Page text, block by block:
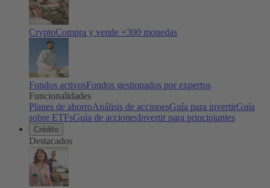
CryptoCompra y vende +300 monedas
Fondos activosFondos gestionados por expertos
Funcionalidades
Planes de ahorroAnálisis de accionesGuía para invertirGuía
sobre ETFsGuía de accionesInvertir para principiantes
Crédito
Destacados